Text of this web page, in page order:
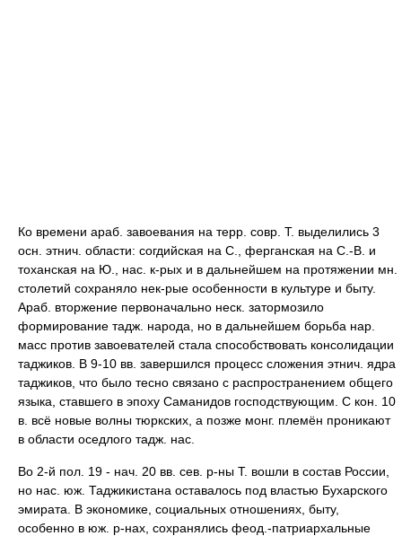
Ко времени араб. завоевания на терр. совр. Т. выделились 3
осн. этнич. области: согдийская на С., ферганская на С.-В. и
тоханская на Ю., нас. к-рых и в дальнейшем на протяжении мн.
столетий сохраняло нек-рые особенности в культуре и быту.
Араб. вторжение первоначально неск. затормозило
формирование тадж. народа, но в дальнейшем борьба нар.
масс против завоевателей стала способствовать консолидации
таджиков. В 9-10 вв. завершился процесс сложения этнич. ядра
таджиков, что было тесно связано с распространением общего
языка, ставшего в эпоху Саманидов господствующим. С кон. 10
в. всё новые волны тюркских, а позже монг. племён проникают
в области оседлого тадж. нас.
Во 2-й пол. 19 - нач. 20 вв. сев. р-ны Т. вошли в состав России,
но нас. юж. Таджикистана оставалось под властью Бухарского
эмирата. В экономике, социальных отношениях, быту,
особенно в юж. р-нах, сохранялись феод.-патриархальные